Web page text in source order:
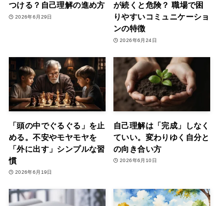
つける？自己理解の進め方
2026年6月29日
が続くと危険？ 職場で困
りやすいコミュニケーショ
ンの特徴
2026年6月24日
「頭の中でぐるぐる」を止
める。不安やモヤモヤを
「外に出す」シンプルな習
慣
2026年6月19日
自己理解は「完成」しなく
ていい。変わりゆく自分と
の向き合い方
2026年6月10日